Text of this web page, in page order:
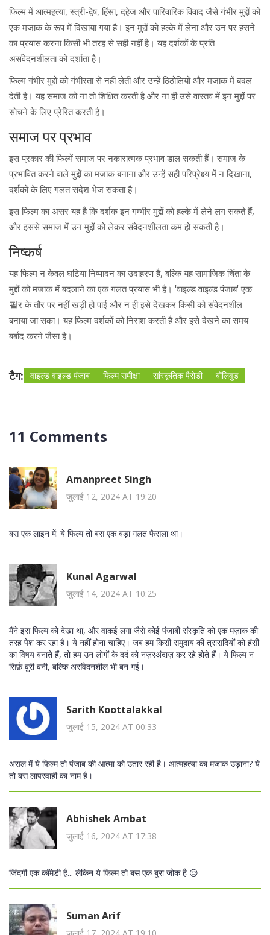
फिल्म में आत्महत्या, स्त्री-द्वेष, हिंसा, दहेज और पारिवारिक विवाद जैसे गंभीर मुद्दों को
एक मज़ाक के रूप में दिखाया गया है। इन मुद्दों को हल्के में लेना और उन पर हंसने
का प्रयास करना किसी भी तरह से सही नहीं है। यह दर्शकों के प्रति
असंवेदनशीलता को दर्शाता है।
फिल्म गंभीर मुद्दों को गंभीरता से नहीं लेती और उन्हें ठिठोलियों और मजाक में बदल
देती है। यह समाज को ना तो शिक्षित करती है और ना ही उसे वास्तव में इन मुद्दों पर
सोचने के लिए प्रेरित करती है।
समाज पर प्रभाव
इस प्रकार की फिल्में समाज पर नकारात्मक प्रभाव डाल सकती हैं। समाज के
प्रभावित करने वाले मुद्दों का मजाक बनाना और उन्हें सही परिप्रेक्ष्य में न दिखाना,
दर्शकों के लिए गलत संदेश भेज सकता है।
इस फिल्म का असर यह है कि दर्शक इन गम्भीर मुद्दों को हल्के में लेने लग सकते हैं,
और इससे समाज में उन मुद्दों को लेकर संवेदनशीलता कम हो सकती है।
निष्कर्ष
यह फिल्म न केवल घटिया निष्पादन का उदाहरण है, बल्कि यह सामाजिक चिंता के
मुद्दों को मजाक में बदलाने का एक गलत प्रयास भी है। 'वाइल्ड वाइल्ड पंजाब' एक
필र के तौर पर नहीं खड़ी हो पाई और न ही इसे देखकर किसी को संवेदनशील
बनाया जा सका। यह फिल्म दर्शकों को निराश करती है और इसे देखने का समय
बर्बाद करने जैसा है।
टैग: वाइल्ड वाइल्ड पंजाब फिल्म समीक्षा सांस्कृतिक पैरोडी बॉलिवुड
11 Comments
Amanpreet Singh
जुलाई 12, 2024 AT 19:20
बस एक लाइन में: ये फिल्म तो बस एक बड़ा गलत फैसला था।
Kunal Agarwal
जुलाई 14, 2024 AT 10:25
मैंने इस फिल्म को देखा था, और वाकई लगा जैसे कोई पंजाबी संस्कृति को एक मज़ाक की
तरह पेश कर रहा है। ये नहीं होना चाहिए। जब हम किसी समुदाय की त्रासदियों को हंसी
का विषय बनाते हैं, तो हम उन लोगों के दर्द को नज़रअंदाज़ कर रहे होते हैं। ये फिल्म न
सिर्फ़ बुरी बनी, बल्कि असंवेदनशील भी बन गई।
Sarith Koottalakkal
जुलाई 15, 2024 AT 00:33
असल में ये फिल्म तो पंजाब की आत्मा को उतार रही है। आत्महत्या का मजाक उड़ाना? ये
तो बस लापरवाही का नाम है।
Abhishek Ambat
जुलाई 16, 2024 AT 17:38
जिंदगी एक कॉमेडी है... लेकिन ये फिल्म तो बस एक बुरा जोक है 😒
Suman Arif
जुलाई 17, 2024 AT 19:10